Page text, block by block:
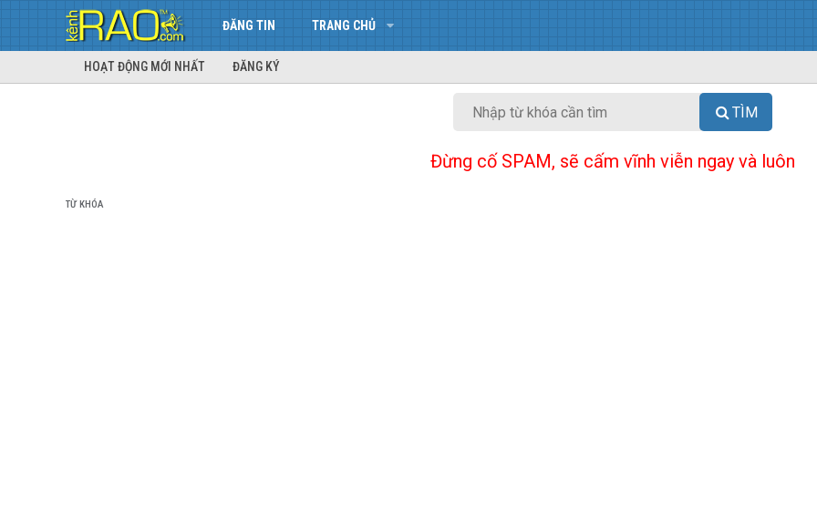
ĐĂNG TIN TRANG CHỦ
HOẠT ĐỘNG MỚI NHẤT ĐĂNG KÝ
TÌM
Đừng cố SPAM, sẽ cấm vĩnh viễn ngay và luôn
TỪ KHÓA